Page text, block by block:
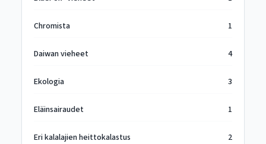
Chromista 1
Daiwan vieheet 4
Ekologia 3
Eläinsairaudet 1
Eri kalalajien heittokalastus 2